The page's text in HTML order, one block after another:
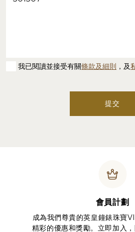
我已閱讀並接受有關條款及細則 ，及
提交
會員計劃
成為我們尊貴的英皇鐘錶珠寶
精彩的優惠和獎勵。立即加入